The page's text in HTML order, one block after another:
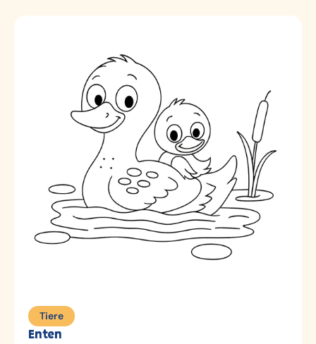
Tiere
Enten